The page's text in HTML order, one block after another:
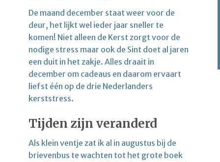
De maand december staat weer voor de
deur, het lijkt wel ieder jaar sneller te
komen! Niet alleen de Kerst zorgt voor de
nodige stress maar ook de Sint doet al jaren
een duit in het zakje. Alles draait in
december om cadeaus en daarom ervaart
liefst één op de drie Nederlanders
kerststress.
Tijden zijn veranderd
Als klein ventje zat ik al in augustus bij de
brievenbus te wachten tot het grote boek